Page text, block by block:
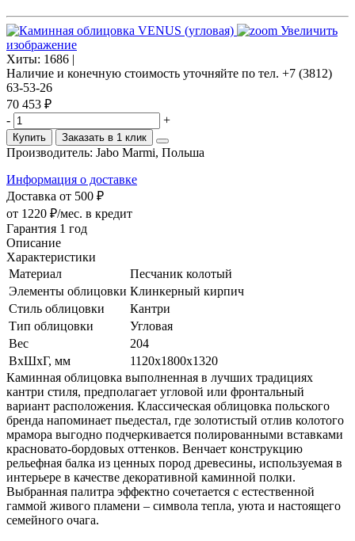
Увеличить
изображение
Хиты: 1686 |
Наличие и конечную стоимость уточняйте по тел. +7 (3812)
63-53-26
70 453 ₽
-
+
Купить Заказать в 1 клик
Производитель: Jabo Marmi, Польша
Информация о доставке
Доставка от 500 ₽
от 1220 ₽/мес. в кредит
Гарантия 1 год
Описание
Характеристики
Материал
Песчаник колотый
Элементы облицовки Клинкерный кирпич
Стиль облицовки
Кантри
Тип облицовки
Угловая
Вес
204
ВхШхГ, мм
1120х1800х1320
Каминная облицовка выполненная в лучших традициях
кантри стиля, предполагает угловой или фронтальный
вариант расположения. Классическая облицовка польского
бренда напоминает пьедестал, где золотистый отлив колотого
мрамора выгодно подчеркивается полированными вставками
красновато-бордовых оттенков. Венчает конструкцию
рельефная балка из ценных пород древесины, используемая в
интерьере в качестве декоративной каминной полки.
Выбранная палитра эффектно сочетается с естественной
гаммой живого пламени – символа тепла, уюта и настоящего
семейного очага.